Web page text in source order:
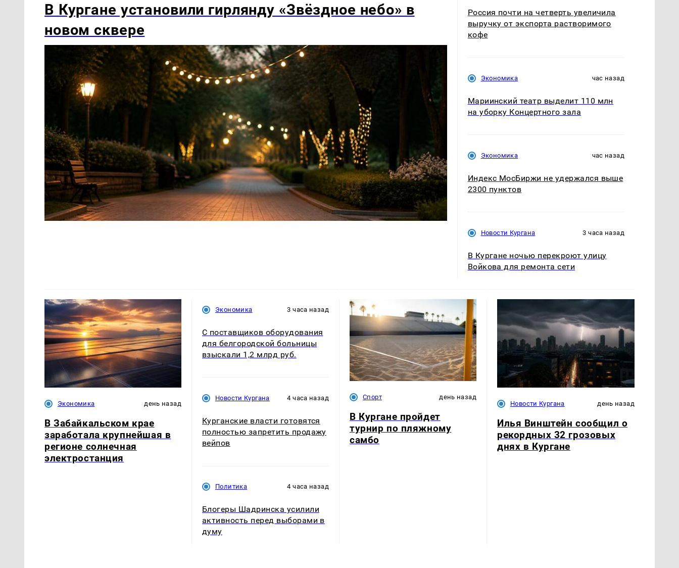
В Кургане установили гирлянду «Звёздное небо» в
новом сквере
Россия почти на четверть увеличила
выручку от экспорта растворимого
кофе
Экономика час назад
Мариинский театр выделит 110 млн
на уборку Концертного зала
Экономика час назад
Индекс МосБиржи не удержался выше
2300 пунктов
Новости Кургана 3 часа назад
В Кургане ночью перекроют улицу
Войкова для ремонта сети
Экономика день назад
В Забайкальском крае
заработала крупнейшая в
регионе солнечная
электростанция
Экономика 3 часа назад
С поставщиков оборудования
для белгородской больницы
взыскали 1,2 млрд руб.
Новости Кургана 4 часа назад
Курганские власти готовятся
полностью запретить продажу
вейпов
Политика 4 часа назад
Блогеры Шадринска усилили
активность перед выборами в
думу
Спорт день назад
В Кургане пройдет
турнир по пляжному
самбо
Новости Кургана день назад
Илья Винштейн сообщил о
рекордных 32 грозовых
днях в Кургане